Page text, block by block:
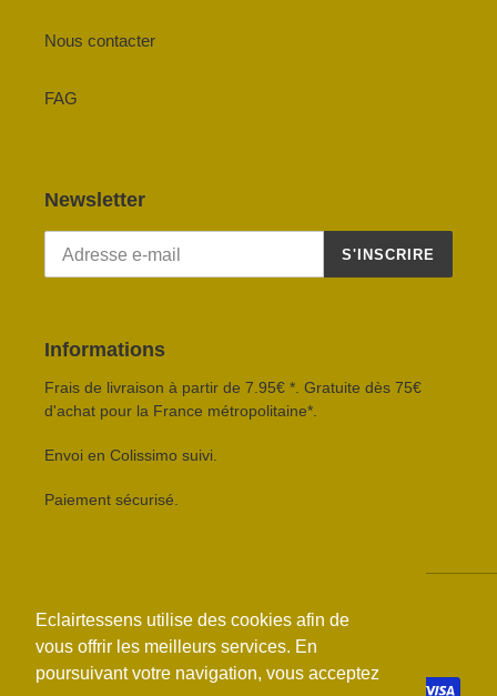
Eclairtessens utilise des cookies afin de
vous offrir les meilleurs services. En
poursuivant votre navigation, vous acceptez
Eclairtessens utilise des cookies afin de
vous offrir les meilleurs services. En
poursuivant votre navigation, vous acceptez
Nous contacter
FAG
Newsletter
S'INSCRIRE
Informations
Frais de livraison à partir de 7.95€ *. Gratuite dès 75€
d'achat pour la France métropolitaine*.
Envoi en Colissimo suivi.
Paiement sécurisé.
Facebook
Moyens